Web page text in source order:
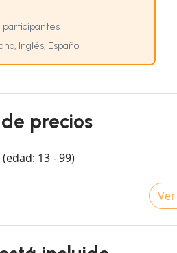
participantes
Inglés, Español
de precios
13 - 99)